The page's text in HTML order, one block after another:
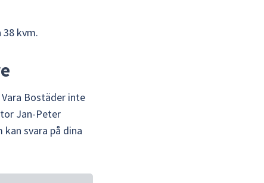
kvm.
Bostäder inte
Jan-Peter
svara på dina